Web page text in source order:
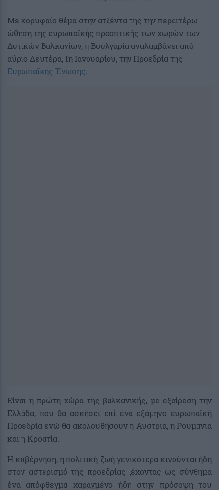
Με κορυφαίο θέμα στην ατζέντα της την περαιτέρω
ώθηση της ευρωπαϊκής προοπτικής των χωρών των
Δυτικών Βαλκανίων, η Βουλγαρία αναλαμβάνει από
αύριο Δευτέρα, 1η Ιανουαρίου, την Προεδρία της
Ευρωπαϊκής Ένωσης.
Είναι η πρώτη χώρα της βαλκανικής, με εξαίρεση την
Ελλάδα, που θα ασκήσει επί ένα εξάμηνο ευρωπαϊκή
Προεδρία ενώ θα ακολουθήσουν η Αυστρία, η Ρουμανία
και η Κροατία.
Η κυβέρνηση, η πολιτική ζωή γενικότερα κινούνται ήδη
στον αστερισμό της προεδρίας ,έχοντας ως σύνθημα
ένα απόφθεγμα χαραγμένο ήδη στην πρόσοψη του